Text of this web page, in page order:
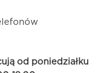
od poniedziałku